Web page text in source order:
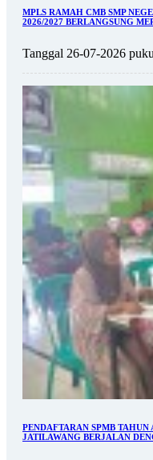
MPLS RAMAH CMB SMP
2026/2027 BERLANGSUNG
Tanggal 26-07-2026
PENDAFTARAN SPMB TAHUN
JATILAWANG BERJALAN